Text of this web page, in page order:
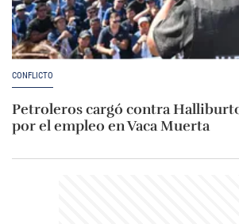
CONFLICTO
Petroleros cargó contra
por el empleo en Vaca Muerta